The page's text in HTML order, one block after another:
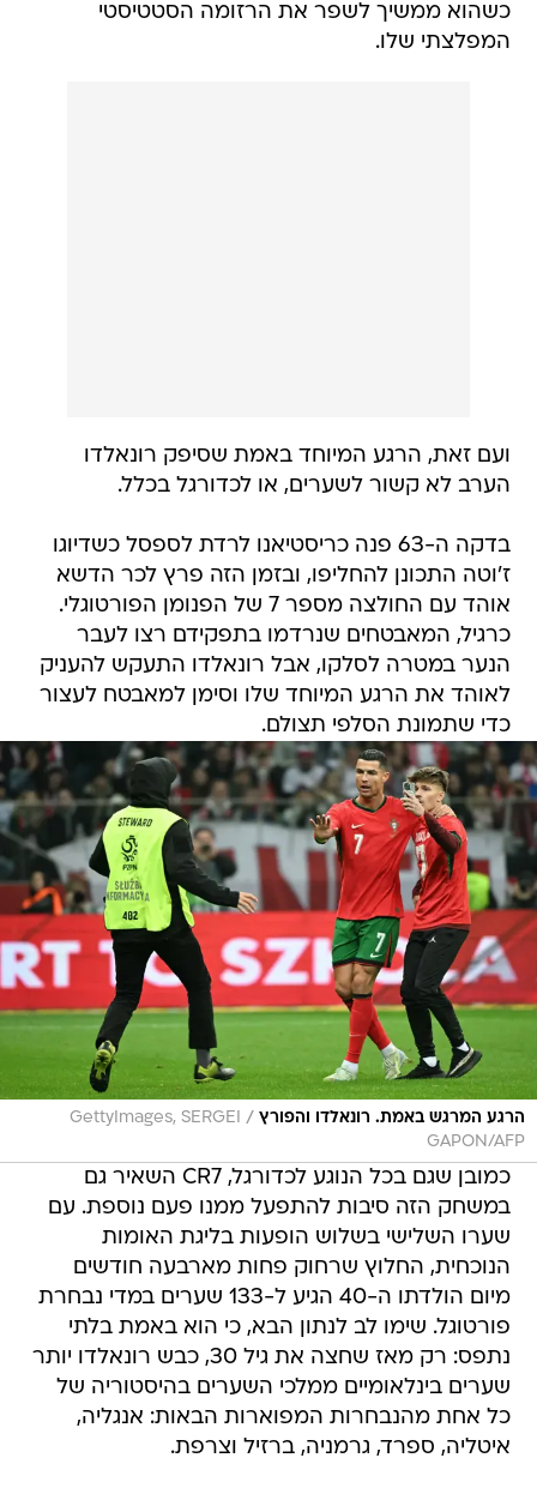
כשהוא ממשיך לשפר את הרזומה הסטטיסטי
המפלצתי שלו.
ועם זאת, הרגע המיוחד באמת שסיפק רונאלדו
הערב לא קשור לשערים, או לכדורגל בכלל.
בדקה ה-63 פנה כריסטיאנו לרדת לספסל כשדיוגו
ז'וטה התכונן להחליפו, ובזמן הזה פרץ לכר הדשא
אוהד עם החולצה מספר 7 של הפנומן הפורטוגלי.
כרגיל, המאבטחים שנרדמו בתפקידם רצו לעבר
הנער במטרה לסלקו, אבל רונאלדו התעקש להעניק
לאוהד את הרגע המיוחד שלו וסימן למאבטח לעצור
כדי שתמונת הסלפי תצולם.
הרגע המרגש באמת. רונאלדו והפורץ /
GettyImages, SERGEI
GAPON/AFP
כמובן שגם בכל הנוגע לכדורגל, CR7 השאיר גם
במשחק הזה סיבות להתפעל ממנו פעם נוספת. עם
שערו השלישי בשלוש הופעות בליגת האומות
הנוכחית, החלוץ שרחוק פחות מארבעה חודשים
מיום הולדתו ה-40 הגיע ל-133 שערים במדי נבחרת
פורטוגל. שימו לב לנתון הבא, כי הוא באמת בלתי
נתפס: רק מאז שחצה את גיל 30, כבש רונאלדו יותר
שערים בינלאומיים ממלכי השערים בהיסטוריה של
כל אחת מהנבחרות המפוארות הבאות: אנגליה,
איטליה, ספרד, גרמניה, ברזיל וצרפת.